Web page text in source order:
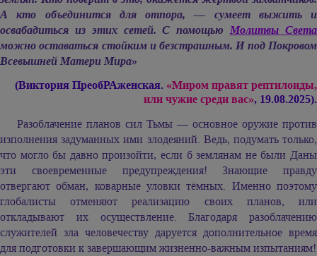
А кто объединится для отпора, — сумеет выжить и
освабадиться из этих сетей. С помощьюМолитвы Света
можно оставаться стойким и безстрашным. И под Покровом
Всевышней Матери Мира»
(Виктория ПреобРАженская. «Миром правят рептилоиды,
или чужие среди вас», 19.08.2025).
Разоблачение планов сил Тьмы — основное оружие против
изполнения задуманных ими злодеяний. Ведь, подумать только,
что могло бы давно произойти, если б землянам не были Даны
эти своевременные предупреждения! Знающие правду
отвергают обман, коварные уловки тёмных. Именно поэтому
глобалисты отменяют реализацию своих планов, или
откладывают их осуществление. Благодаря разоблачению
служителей зла человечеству даруется дополнительное время
для подготовки к завершающим жизненно-важным изпытаниям!